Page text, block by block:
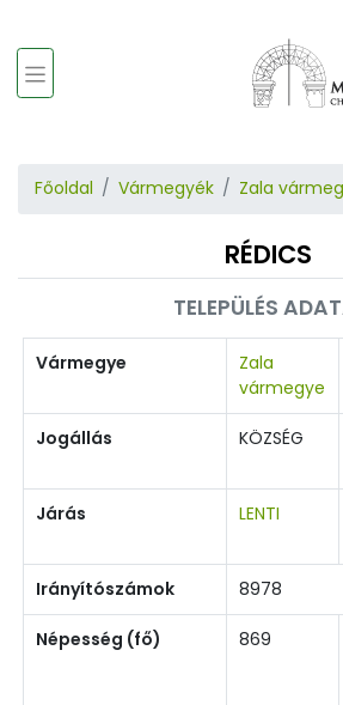
Főoldal Vármegyék Zala
RÉDICS
TELEPÜLÉS
Vármegye
Zala
vármegye
Jogállás KÖZSÉG
Járás LENTI
Irányítószámok 8978
Népesség (fő) 869